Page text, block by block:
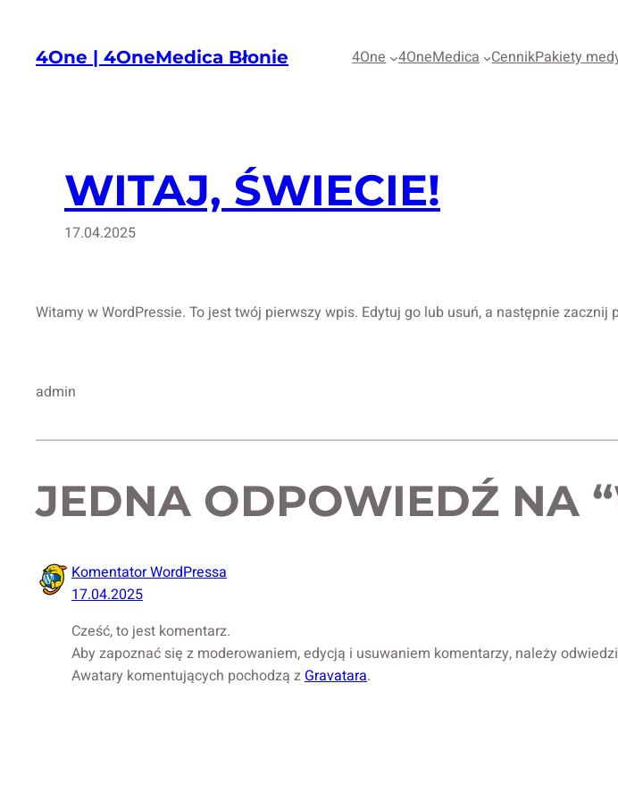
treści4One | 4OneMedica Błonie 4One 4OneMedica CennikPakiety
WITAJ, ŚWIECIE!
17.04.2025
Witamy w WordPressie. To jest twój pierwszy wpis. Edytuj go lub usuń, a następnie zacznij
admin
JEDNA ODPOWIEDŹ NA
Komentator WordPressa
17.04.2025
Cześć, to jest komentarz.
Aby zapoznać się z moderowaniem, edycją i usuwaniem komentarzy, należy
Awatary komentujących pochodzą z Gravatara.